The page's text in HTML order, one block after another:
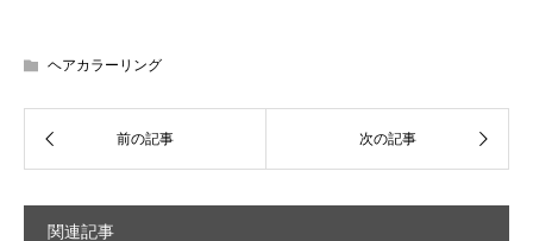
ヘアカラーリング
関連記事